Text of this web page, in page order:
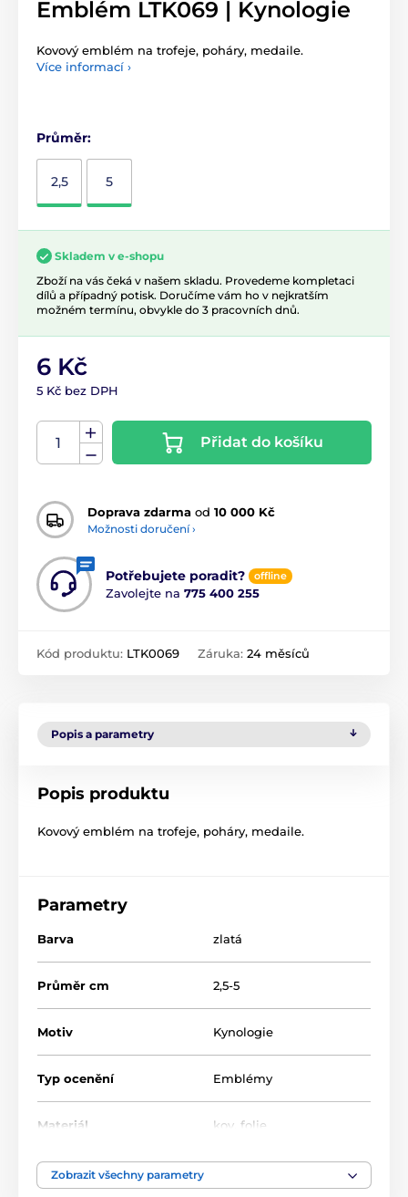
Emblém LTK069 | Kynologie
Kovový emblém na trofeje, poháry, medaile.
Více informací ›
Průměr:
2,5 5
Skladem v e-shopu
Zboží na vás čeká v našem skladu. Provedeme kompletaci
dílů a případný potisk. Doručíme vám ho v nejkratším
možném termínu, obvykle do 3 pracovních dnů.
6 Kč
5 Kč bez DPH
Přidat do košíku
Doprava zdarma od 10 000 Kč
Možnosti doručení ›
Potřebujete poradit? offline
Zavolejte na 775 400 255
Kód produktu: LTK0069 Záruka: 24 měsíců
Popis a parametry
Popis produktu
Kovový emblém na trofeje, poháry, medaile.
Parametry
Barva zlatá
Průměr cm 2,5-5
Motiv Kynologie
Typ ocenění Emblémy
Materiál kov folie
Zobrazit všechny parametry